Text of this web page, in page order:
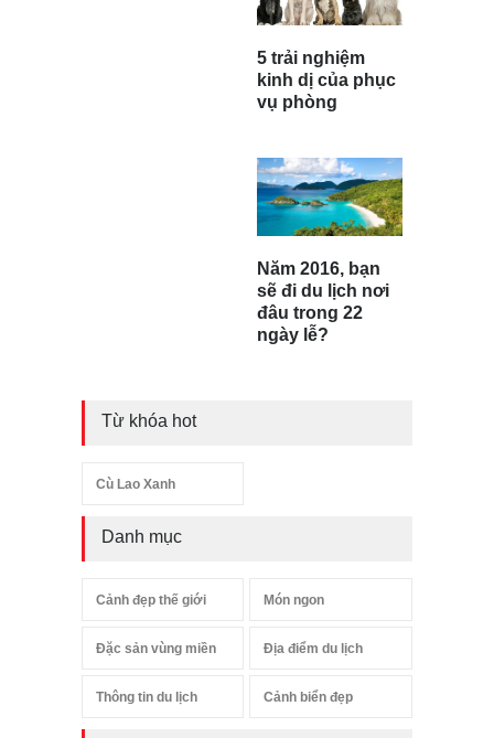
5 trải nghiệm
kinh dị của phục
vụ phòng
Năm 2016, bạn
sẽ đi du lịch nơi
đâu trong 22
ngày lễ?
Từ khóa hot
Cù Lao Xanh
Danh mục
Cảnh đẹp thế giới Món ngon
Đặc sản vùng miền Địa điểm du lịch
Thông tin du lịch Cảnh biển đẹp